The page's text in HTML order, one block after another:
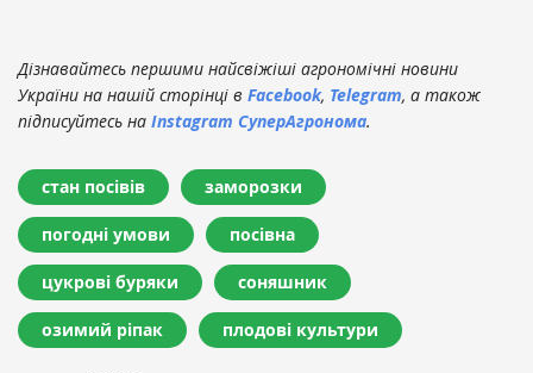
Дізнавайтесь першими найсвіжіші агрономічні новини
України на нашій сторінці в Facebook, Telegram, а також
підписуйтесь на Instagram СуперАгронома.
стан посівів заморозки
погодні умови посівна
цукрові буряки соняшник
озимий ріпак плодові культури